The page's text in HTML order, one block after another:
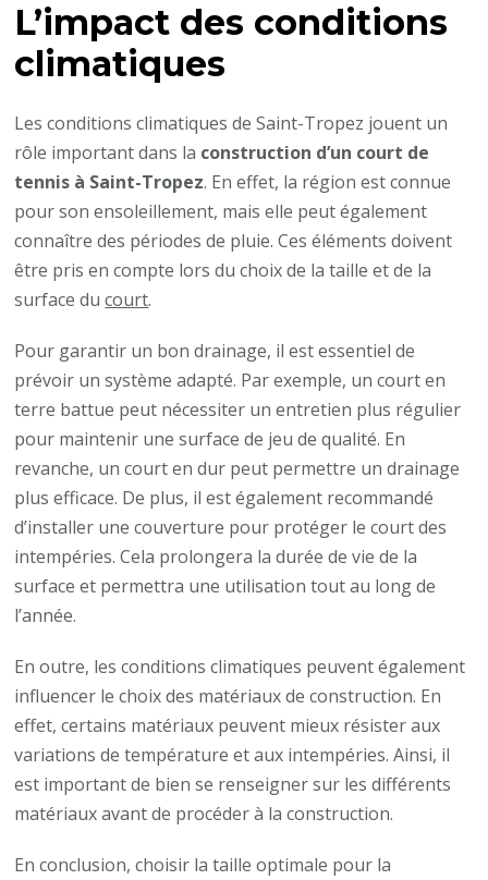
L’impact des conditions
climatiques
Les conditions climatiques de Saint-Tropez jouent un
rôle important dans la construction d’un court de
tennis à Saint-Tropez. En effet, la région est connue
pour son ensoleillement, mais elle peut également
connaître des périodes de pluie. Ces éléments doivent
être pris en compte lors du choix de la taille et de la
surface ducourt.
Pour garantir un bon drainage, il est essentiel de
prévoir un système adapté. Par exemple, un court en
terre battue peut nécessiter un entretien plus régulier
pour maintenir une surface de jeu de qualité. En
revanche, un court en dur peut permettre un drainage
plus efficace. De plus, il est également recommandé
d’installer une couverture pour protéger le court des
intempéries. Cela prolongera la durée de vie de la
surface et permettra une utilisation tout au long de
l’année.
En outre, les conditions climatiques peuvent également
influencer le choix des matériaux de construction. En
effet, certains matériaux peuvent mieux résister aux
variations de température et aux intempéries. Ainsi, il
est important de bien se renseigner sur les différents
matériaux avant de procéder à la construction.
En conclusion, choisir la taille optimale pour la